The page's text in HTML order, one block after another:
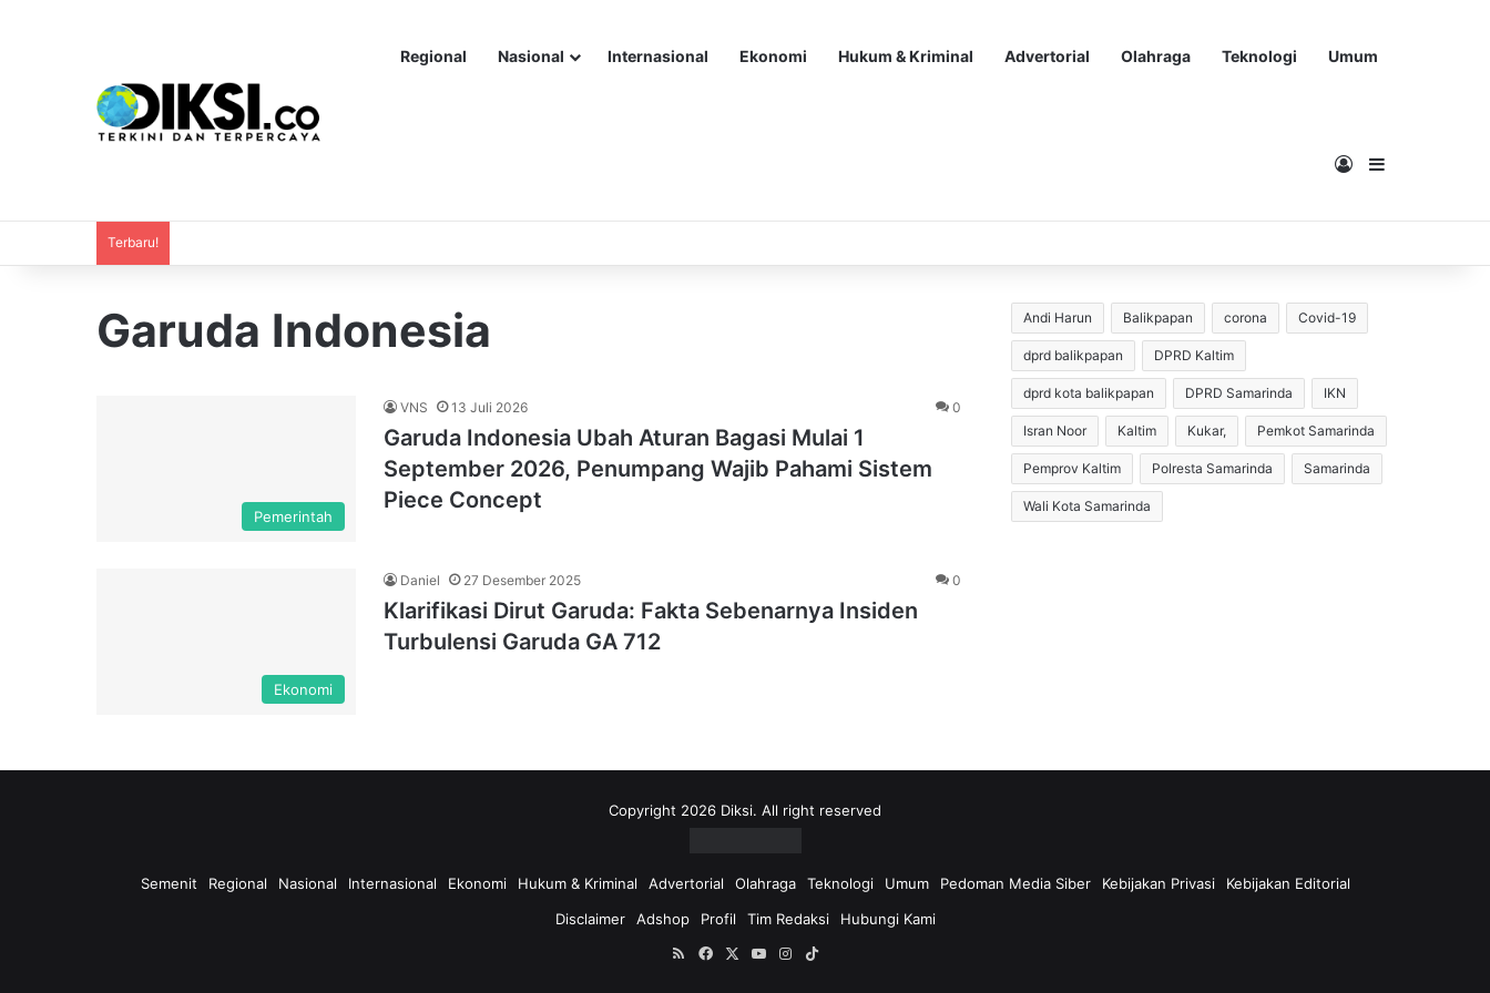
Regional Nasional Internasional Ekonomi Hukum & Kriminal Advertorial Olahraga Teknologi Umum
Masuk
Terbaru!
Garuda Indonesia
Pemerintah
VNS 13 Juli 2026 0
Garuda Indonesia Ubah Aturan Bagasi Mulai 1
September 2026, Penumpang Wajib Pahami Sistem
Piece Concept
Ekonomi
Daniel 27 Desember 2025 0
Klarifikasi Dirut Garuda: Fakta Sebenarnya Insiden
Turbulensi Garuda GA 712
Andi Harun Balikpapan corona Covid-19
dprd balikpapan DPRD Kaltim
dprd kota balikpapan DPRD Samarinda IKN
Isran Noor Kaltim Kukar, Pemkot Samarinda
Pemprov Kaltim Polresta Samarinda Samarinda
Wali Kota Samarinda
Copyright 2026 Diksi. All right reserved
Semenit Regional Nasional Internasional Ekonomi Hukum & Kriminal Advertorial Olahraga Teknologi Umum Pedoman Media Siber Kebijakan Privasi
Kebijakan Editorial
Disclaimer
Adshop Profil Tim Redaksi
Hubungi Kami
RSSFacebookYouTubeInstagram
TikTok